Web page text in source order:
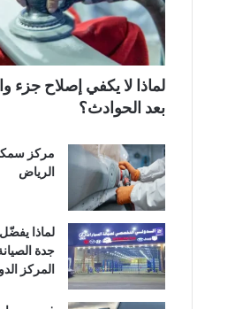
لماذا لا يكفي إصلاح جزء
بعد الحوادث؟
مركز
الرياض
لماذا
جدة
المركز